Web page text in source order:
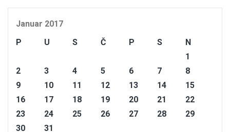
Januar 2017
P
U S Č P S
N
1
2
3 4 5 6 7
8
9
10 11 12 13 14
15
16
17 18 19 20 21
22
23
24 25 26 27 28
29
30
31